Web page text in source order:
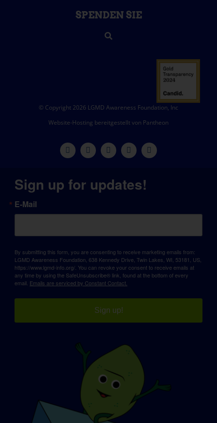
SPENDEN SIE
© Copyright 2026 LGMD Awareness Foundation, Inc
Website-Hosting bereitgestellt von Pantheon
Sign up for updates!
E-Mail
By submitting this form, you are consenting to receive marketing emails from:
LGMD Awareness Foundation, 638 Kennedy Drive, Twin Lakes, WI, 53181, US,
https://www.lgmd-info.org/. You can revoke your consent to receive emails at
any time by using the SafeUnsubscribe® link, found at the bottom of every
email. Emails are serviced by Constant Contact.
Sign up!